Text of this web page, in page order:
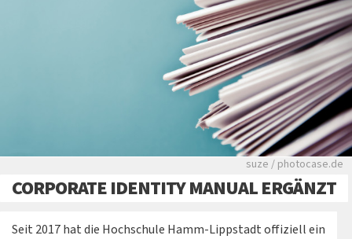
Viele Zeitungen.
suze / photocase.de
CORPORATE IDENTITY MANUAL ERGÄNZT
Seit 2017 hat die Hochschule Hamm-Lippstadt offiziell ein